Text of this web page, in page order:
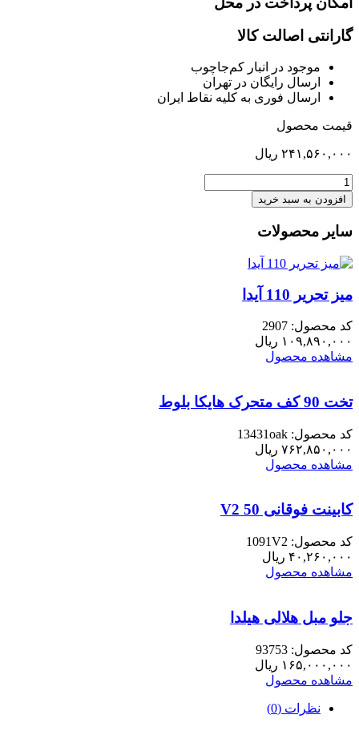
گارانتی اصالت کالا
موجود در انبار کم‌‌جاچوب
ارسال رایگان در تهران
ارسال فوری به کلیه نقاط ایران
قیمت محصول
۲۴۱,۵۶۰,۰۰۰ ریال
آینه
ایستاده
هایکا
بلوط
عدد
افزودن به سبد خرید
سایر محصولات
میز تحریر 110 آیدا
کد محصول: 2907
۱۰۹,۸۹۰,۰۰۰ ریال
مشاهده محصول
تخت 90 کف متحرک هایکا بلوط
کد محصول: 13431oak
۷۶۲,۸۵۰,۰۰۰ ریال
مشاهده محصول
کابینت فوقانی 50 V2
کد محصول: 1091V2
۴۰,۲۶۰,۰۰۰ ریال
مشاهده محصول
جلو مبل هلالی هیلدا
کد محصول: 93753
۱۶۵,۰۰۰,۰۰۰ ریال
مشاهده محصول
نظرات (0)